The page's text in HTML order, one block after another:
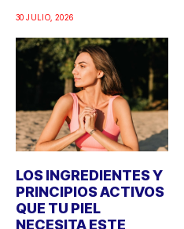
30 JULIO, 2026
LOS INGREDIENTES Y
PRINCIPIOS ACTIVOS
QUE TU PIEL
NECESITA ESTE